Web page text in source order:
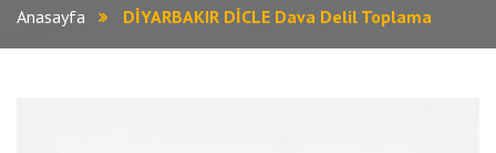
Anasayfa DİYARBAKIR DİCLE Dava Delil Toplama